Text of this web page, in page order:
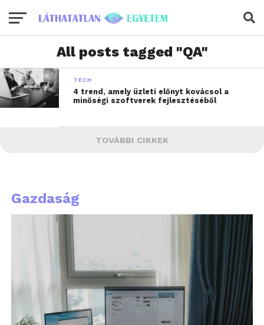
All posts tagged "QA"
TECH
4 trend, amely üzleti előnyt kovácsol a
minőségi szoftverek fejlesztéséből
TOVÁBBI CIKKEK
Gazdaság